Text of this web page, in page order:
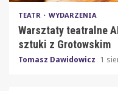
TEATR WYDARZENIA
Warsztaty teatralne
sztuki z Grotowskim
Tomasz Dawidowicz 1